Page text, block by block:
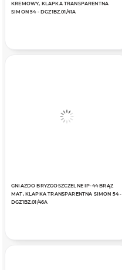
KREMOWY, KLAPKA TRANSPARENTNA
SIMON 54 - DGZ1BZ.01/41A
GNIAZDO BRYZGOSZCZELNE IP-44 BRĄZ
MAT, KLAPKA TRANSPARENTNA SIMON 54 -
DGZ1BZ.01/46A